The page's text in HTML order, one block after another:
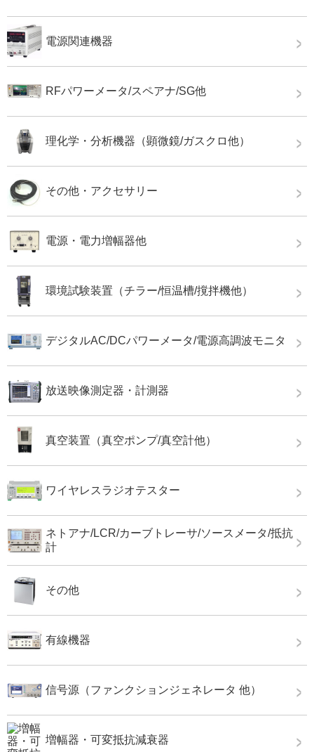
電源関連機器
RFパワーメータ/スペアナ/SG他
理化学・分析機器（顕微鏡/ガスクロ他）
その他・アクセサリー
電源・電力増幅器他
環境試験装置（チラー/恒温槽/撹拌機他）
デジタルAC/DCパワーメータ/電源高調波モニタ
放送映像測定器・計測器
真空装置（真空ポンプ/真空計他）
ワイヤレスラジオテスター
ネトアナ/LCR/カーブトレーサ/ソースメータ/抵抗
計
その他
有線機器
信号源（ファンクションジェネレータ 他）
増幅器・可変抵抗減衰器